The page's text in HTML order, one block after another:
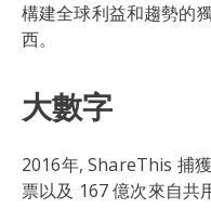
構建全球利益和趨勢的
西。
大數字
2016年, ShareThis 捕
票以及 167 億次來自共